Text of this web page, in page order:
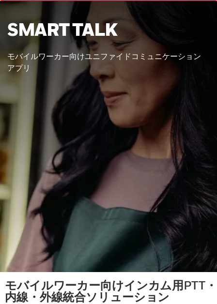
SMART TALK
モバイルワーカー向けユニファイドコミュニケーション
アプリ
モバイルワーカー向けインカム用PTT・
内線・外線統合ソリューション